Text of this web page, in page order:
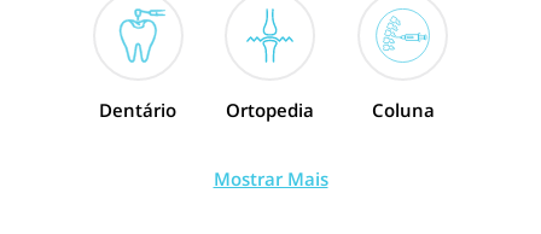
Dentário Ortopedia Coluna
Mostrar Mais